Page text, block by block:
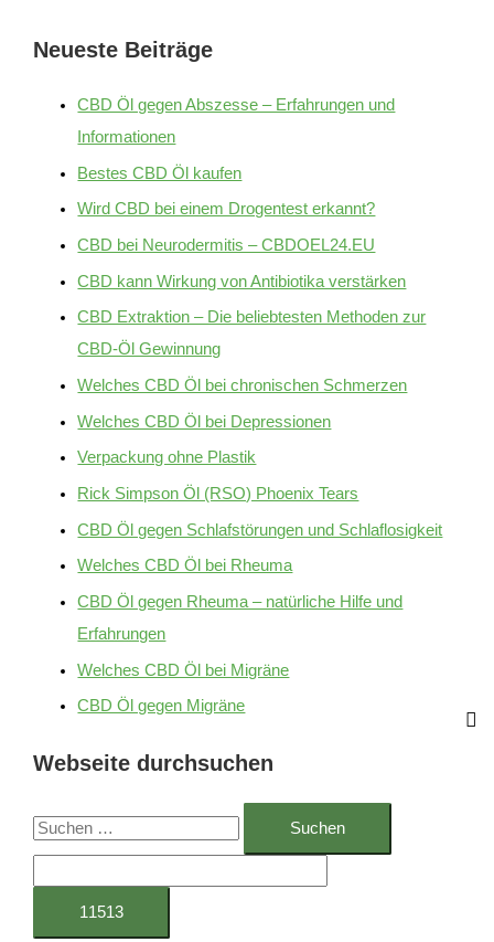
Neueste Beiträge
CBD Öl gegen Abszesse – Erfahrungen und
Informationen
Bestes CBD Öl kaufen
Wird CBD bei einem Drogentest erkannt?
CBD bei Neurodermitis – CBDOEL24.EU
CBD kann Wirkung von Antibiotika verstärken
CBD Extraktion – Die beliebtesten Methoden zur
CBD-Öl Gewinnung
Welches CBD Öl bei chronischen Schmerzen
Welches CBD Öl bei Depressionen
Verpackung ohne Plastik
Rick Simpson Öl (RSO) Phoenix Tears
CBD Öl gegen Schlafstörungen und Schlaflosigkeit
Welches CBD Öl bei Rheuma
CBD Öl gegen Rheuma – natürliche Hilfe und
Erfahrungen
Welches CBD Öl bei Migräne
CBD Öl gegen Migräne
Webseite durchsuchen
S
c